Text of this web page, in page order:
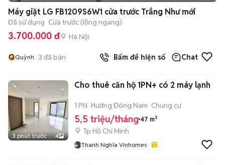
Máy giặt LG FB1209S6W1 cửa trước Trắng Như mới
Đã sử dụng Cửa trước (lồng ngang)
3.700.000 đ Hà Nội
QQuỳnh 3 đã bán Bấm để hiện số Chat
3 phút trước 4
Cho thuê căn hộ 1PN+ có 2 máy lạnh
1 PN Hướng Đông Nam Chung cư
5,5 triệu/tháng 47 m²
Tp Hồ Chí Minh
Thanh Nghĩa Vinhomes